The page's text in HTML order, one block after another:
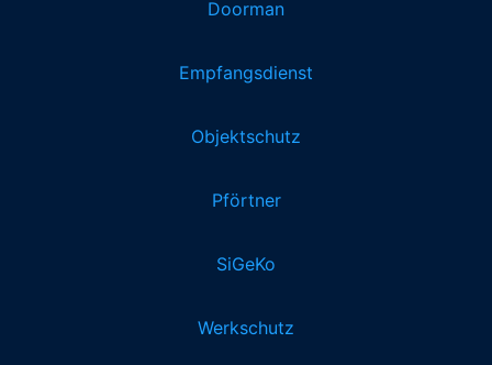
Doorman
Empfangsdienst
Objektschutz
Pförtner
SiGeKo
Werkschutz